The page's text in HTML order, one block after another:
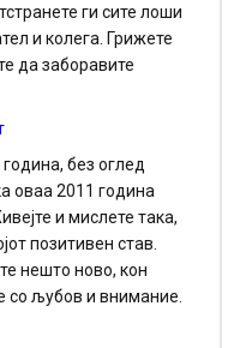
ги сите лоши
и колега. Грижете
да заборавите
без оглед
оваа 2011 година
и мислете така,
позитивен став.
нешто ново, кон
со љубов и внимание.